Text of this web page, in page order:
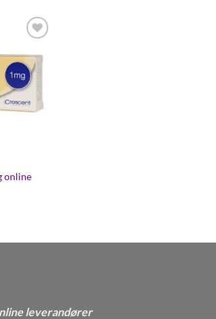
wishlist
online
leverandører